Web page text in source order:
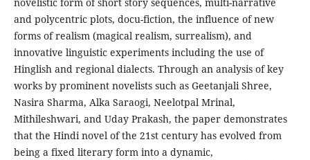
and polycentric plots, docu-fiction, the influence of new
forms of realism (magical realism, surrealism), and
innovative linguistic experiments including the use of
Hinglish and regional dialects. Through an analysis of key
works by prominent novelists such as Geetanjali Shree,
Nasira Sharma, Alka Saraogi, Neelotpal Mrinal,
Mithileshwari, and Uday Prakash, the paper demonstrates
that the Hindi novel of the 21st century has evolved from
being a fixed literary form into a dynamic,